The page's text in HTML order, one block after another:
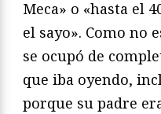
Meca» o «hasta el
el sayo». Como no
se ocupó de
que iba oyendo,
porque su padre